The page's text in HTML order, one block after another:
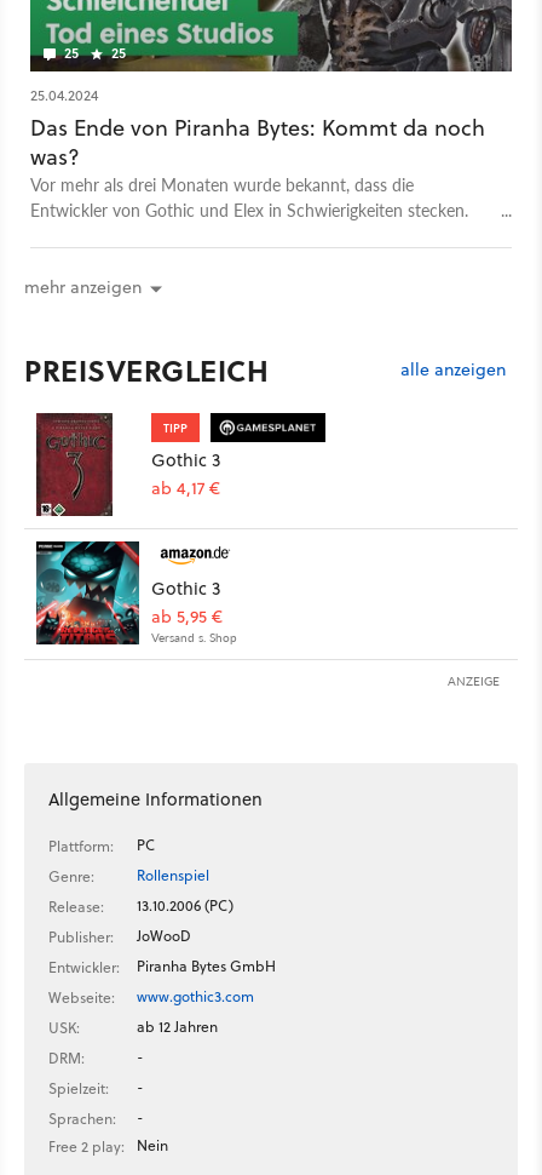
25 25
25.04.2024
Das Ende von Piranha Bytes: Kommt da noch
was?
Vor mehr als drei Monaten wurde bekannt, dass die
Entwickler von Gothic und Elex in Schwierigkeiten stecken.
mehr anzeigen
PREISVERGLEICH alle anzeigen
TIPP
Gothic 3
ab 4,17 €
Gothic 3
ab 5,95 €
Versand s. Shop
ANZEIGE
Allgemeine Informationen
Plattform:
PC
Genre:
Rollenspiel
Release:
13.10.2006 (PC)
Publisher:
JoWooD
Entwickler:
Piranha Bytes GmbH
Webseite:
www.gothic3.com
USK:
ab 12 Jahren
DRM:
-
Spielzeit:
-
Sprachen:
-
Free 2 play:
Nein